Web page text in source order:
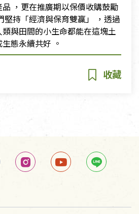
，更在推廣期以保價收購鼓勵
堅持「經濟與保育雙贏」 ，透過
與田間的小生命都能在這塊土
態永續共好 。